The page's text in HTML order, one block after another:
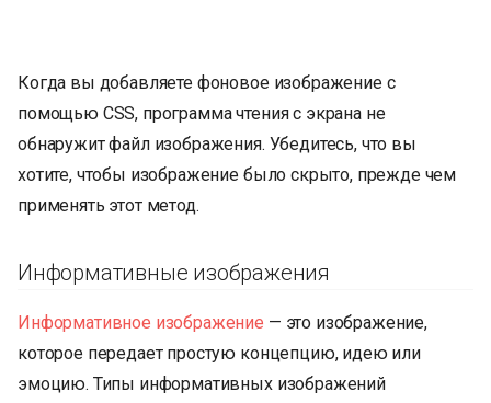
Когда вы добавляете фоновое изображение с
помощью CSS, программа чтения с экрана не
обнаружит файл изображения. Убедитесь, что вы
хотите, чтобы изображение было скрыто, прежде чем
применять этот метод.
Информативные изображения
Информативное изображение — это изображение,
которое передает простую концепцию, идею или
эмоцию. Типы информативных изображений